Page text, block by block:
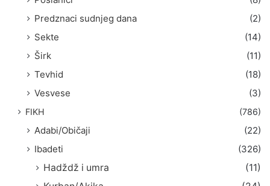
Predznaci sudnjeg dana
(2)
Sekte
(14)
Širk
(11)
Tevhid
(18)
Vesvese
(3)
FIKH (786)
Adabi/Običaji
(22)
Ibadeti
(326)
Hadždž i umra
(11)